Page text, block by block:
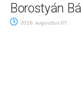
Borostyán
2026. augusztus 07.